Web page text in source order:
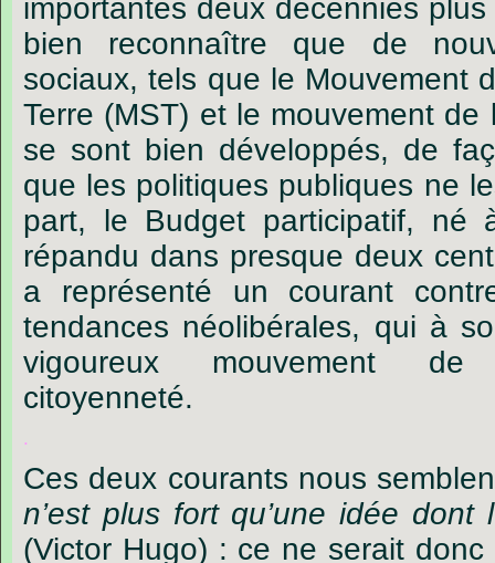
importantes deux décennies
bien reconnaître que de
sociaux, tels que le Mouvement
Terre (MST) et le mouvement de
se sont bien développés, de
que les politiques publiques ne
part, le Budget participatif, né
répandu dans presque deux
a représenté un courant
tendances néolibérales, qui à
vigoureux mouvement
citoyenneté.
.
Ces deux courants nous
n’est plus fort qu’une idée dont
(Victor Hugo) : ce ne serait